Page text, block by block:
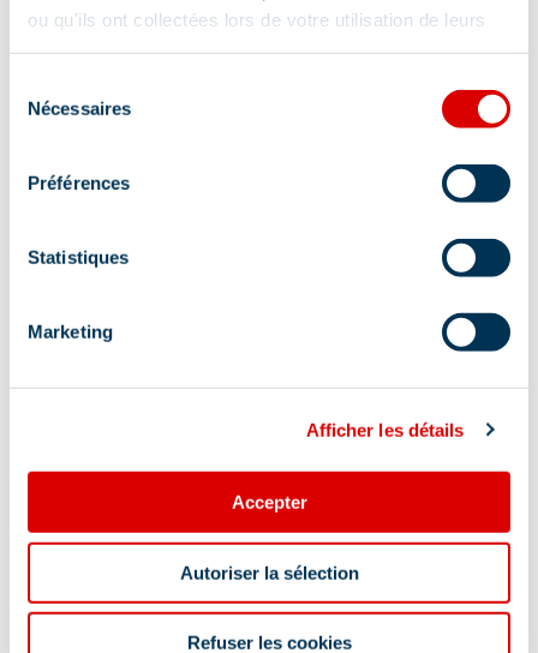
ou qu'ils ont collectées lors de votre utilisation de leurs
Nécessaires
Préférences
Statistiques
Marketing
Afficher les détails
Accepter
Autoriser la sélection
Refuser les cookies